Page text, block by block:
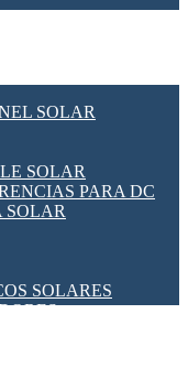
SOLAR
SOLAR
PARA DC
SOLAR
SOLARES